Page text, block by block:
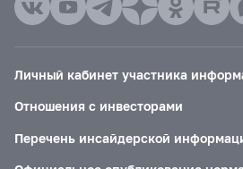
Личный кабинет участника
Отношения с инвесторами
Перечень инсайдерской